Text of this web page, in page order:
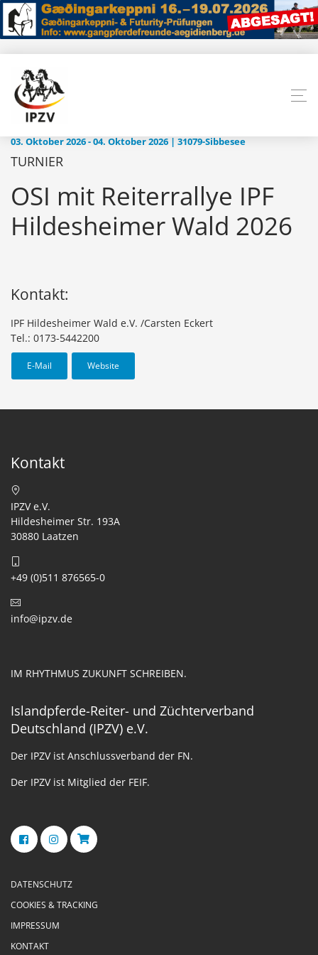
03. Oktober 2026 - 04. Oktober 2026 | 31079-Sibbesee
TURNIER
OSI mit Reiterrallye IPF
Hildesheimer Wald 2026
Kontakt:
IPF Hildesheimer Wald e.V. /Carsten Eckert
Tel.: 0173-5442200
E-Mail Website
Kontakt
IPZV e.V.
Hildesheimer Str. 193A
30880 Laatzen
+49 (0)511 876565-0
info@ipzv.de
IM RHYTHMUS ZUKUNFT SCHREIBEN.
Islandpferde-Reiter- und Züchterverband
Deutschland (IPZV) e.V.
Der IPZV ist Anschlussverband der FN.
Der IPZV ist Mitglied der FEIF.
DATENSCHUTZ
COOKIES & TRACKING
IMPRESSUM
KONTAKT